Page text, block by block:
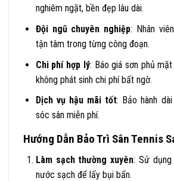
nghiêm ngặt, bền đẹp lâu dài.
Đội ngũ chuyên nghiệp: Nhân
tận tâm trong từng công đoạn.
Chi phí hợp lý: Báo giá sơn phủ
không phát sinh chi phí bất ngờ.
Dịch vụ hậu mãi tốt: Bảo hành
sóc sân miễn phí.
Hướng Dẫn Bảo Trì Sân Tennis
Làm sạch thường xuyên: Sử
nước sạch để lấy bụi bẩn.